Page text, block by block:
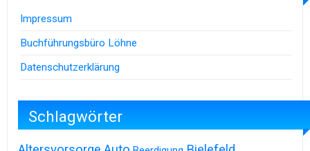
Impressum
Buchführungsbüro Löhne
Datenschutzerklärung
Schlagwörter